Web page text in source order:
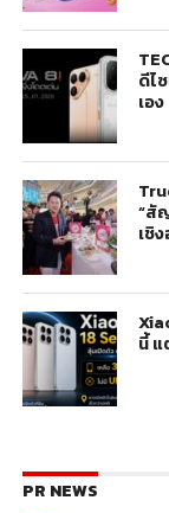
ดีไ
เอง
“สั
เชิ
นี้ แ
PR NEWS